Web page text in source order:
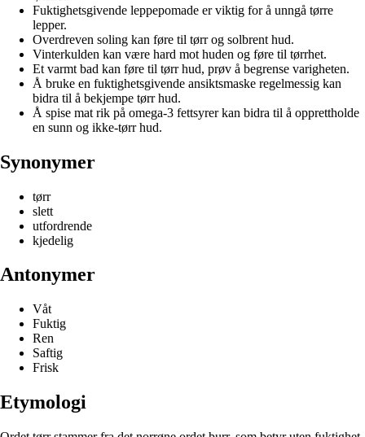
Fuktighetsgivende leppepomade er viktig for å unngå tørre
lepper.
Overdreven soling kan føre til tørr og solbrent hud.
Vinterkulden kan være hard mot huden og føre til tørrhet.
Et varmt bad kan føre til tørr hud, prøv å begrense varigheten.
Å bruke en fuktighetsgivende ansiktsmaske regelmessig kan
bidra til å bekjempe tørr hud.
Å spise mat rik på omega-3 fettsyrer kan bidra til å opprettholde
en sunn og ikke-tørr hud.
Synonymer
tørr
slett
utfordrende
kjedelig
Antonymer
Våt
Fuktig
Ren
Saftig
Frisk
Etymologi